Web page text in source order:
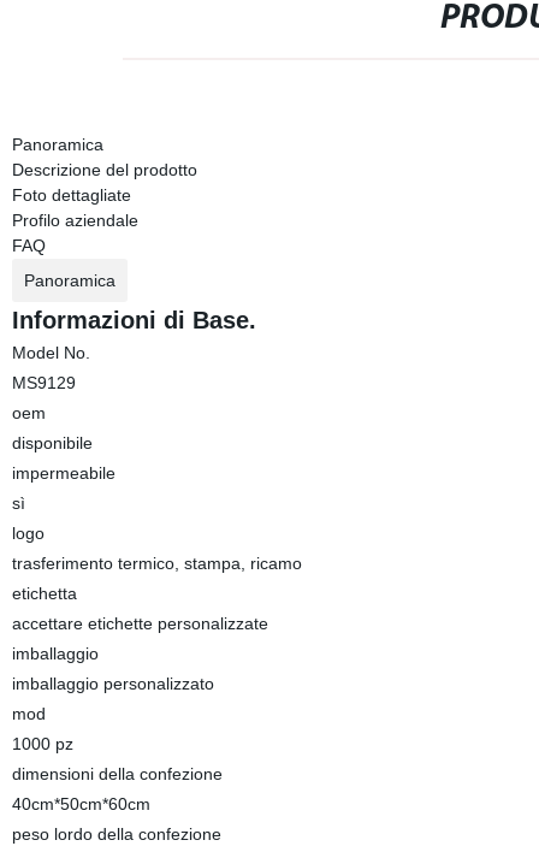
Panoramica
Descrizione del prodotto
Foto dettagliate
Profilo aziendale
FAQ
Panoramica
Informazioni di Base.
Model No.
MS9129
oem
disponibile
impermeabile
sì
logo
trasferimento termico, stampa, ricamo
etichetta
accettare etichette personalizzate
imballaggio
imballaggio personalizzato
mod
1000 pz
dimensioni della confezione
40cm*50cm*60cm
peso lordo della confezione